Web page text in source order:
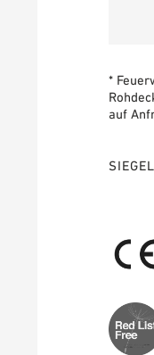
*
auf